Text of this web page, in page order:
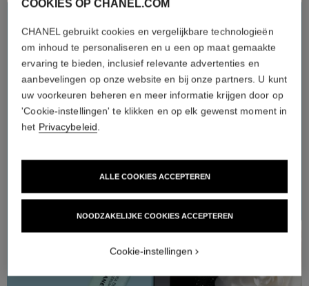
DE MICROFLUÏDISCHE
ROUTINE
De lijn HYDRA BEAUTY microfluïdische verzorgingsproducten,
camelia, biedt een ultraverfrissende sensorialiteit en
buitengewone hydratatie. De nieuwe Micro Gel Crème breng je ‘s
ochtends en ‘s avonds aan, na de Micro Liquid Essence en het
Micro Sérum om de huidbarrière te versterken. De vollere huid
COOKIES OP CHANEL.COM
CHANEL gebruikt cookies en vergelijkbare technologieën
om inhoud te personaliseren en u een op maat gemaakte
ervaring te bieden, inclusief relevante advertenties en
aanbevelingen op onze website en bij onze partners. U kunt
uw voorkeuren beheren en meer informatie krijgen door op
'Cookie-instellingen' te klikken en op elk gewenst moment in
het Privacybeleid.
NOODZAKELIJKE COOKIES ACCEPTEREN
ALLE COOKIES ACCEPTEREN
Cookie-instellingen